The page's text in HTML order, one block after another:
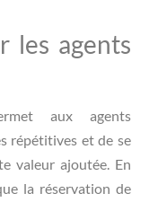
les agents
aux agents
répétitives et de se
valeur ajoutée. En
la réservation de